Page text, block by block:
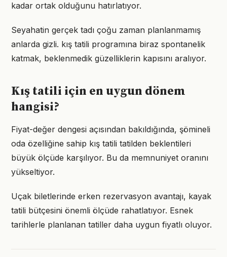
kadar ortak olduğunu hatırlatıyor.
Seyahatin gerçek tadı çoğu zaman planlanmamış
anlarda gizli. kış tatili programına biraz spontanelik
katmak, beklenmedik güzelliklerin kapısını aralıyor.
Kış tatili için en uygun dönem
hangisi?
Fiyat-değer dengesi açısından bakıldığında, şömineli
oda özelliğine sahip kış tatili tatilden beklentileri
büyük ölçüde karşılıyor. Bu da memnuniyet oranını
yükseltiyor.
Uçak biletlerinde erken rezervasyon avantajı, kayak
tatili bütçesini önemli ölçüde rahatlatıyor. Esnek
tarihlerle planlanan tatiller daha uygun fiyatlı oluyor.